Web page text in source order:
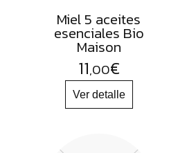
Miel 5 aceites
esenciales Bio
Maison
11,00€